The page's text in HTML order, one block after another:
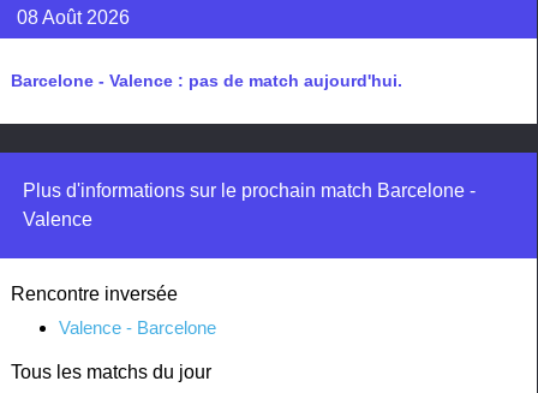
08 Août 2026
Barcelone - Valence : pas de match aujourd'hui.
Plus d'informations sur le prochain match Barcelone -
Valence
Rencontre inversée
Valence - Barcelone
Tous les matchs du jour